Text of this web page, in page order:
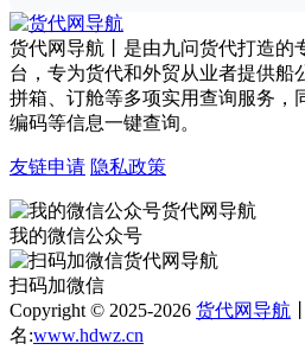
货代网导航丨是由九问货代打造的
台，专为货代和外贸从业者提供船
拼箱、订舱等多项实用查询服务，
编码等信息一键查询。
友链申请 隐私政策
我的微信公众号
扫码加微信
Copyright © 2025-2026 货代网导航
名:www.hdwz.cn